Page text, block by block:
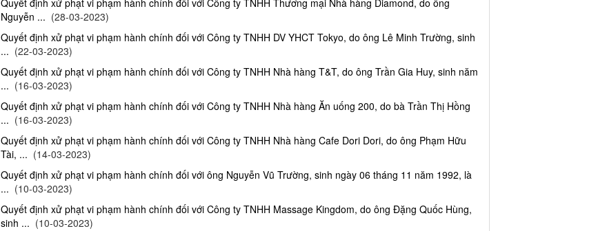
Quyết định xử phạt vi phạm hành chính đối với Công ty TNHH Thương mại Nhà hàng Diamond, do ông
Nguyễn ... (28-03-2023)
Quyết định xử phạt vi phạm hành chính đối với Công ty TNHH DV YHCT Tokyo, do ông Lê Minh Trường, sinh
... (22-03-2023)
Quyết định xử phạt vi phạm hành chính đối với Công ty TNHH Nhà hàng T&T, do ông Trần Gia Huy, sinh năm
... (16-03-2023)
Quyết định xử phạt vi phạm hành chính đối với Công ty TNHH Nhà hàng Ăn uống 200, do bà Trần Thị Hồng
... (16-03-2023)
Quyết định xử phạt vi phạm hành chính đối với Công ty TNHH Nhà hàng Cafe Dori Dori, do ông Phạm Hữu
Tài, ... (14-03-2023)
Quyết định xử phạt vi phạm hành chính đối với ông Nguyễn Vũ Trường, sinh ngày 06 tháng 11 năm 1992, là
... (10-03-2023)
Quyết định xử phạt vi phạm hành chính đối với Công ty TNHH Massage Kingdom, do ông Đặng Quốc Hùng,
sinh ... (10-03-2023)